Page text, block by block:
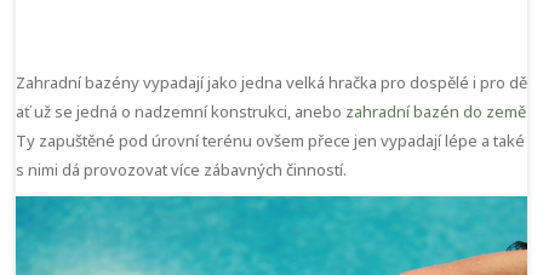
Zahradní bazény vypadají jako jedna velká hračka pro dospělé i pro děti,
ať už se jedná o nadzemní konstrukci, anebo zahradní bazén do země
Ty zapuštěné pod úrovní terénu ovšem přece jen vypadají lépe a také
s nimi dá provozovat více zábavných činností.